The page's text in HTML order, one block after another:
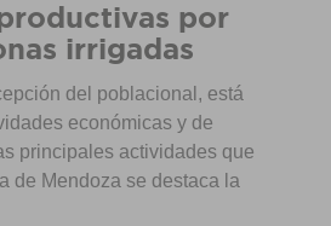
por
irrigadas
del poblacional, está
económicas y de
principales actividades que
de Mendoza se destaca la